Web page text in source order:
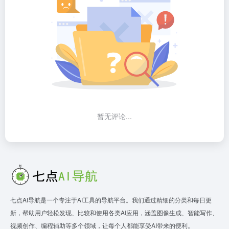
暂无评论...
七点AI导航是一个专注于AI工具的导航平台。我们通过精细的分类和每日更
新，帮助用户轻松发现、比较和使用各类AI应用，涵盖图像生成、智能写作、
视频创作、编程辅助等多个领域，让每个人都能享受AI带来的便利。